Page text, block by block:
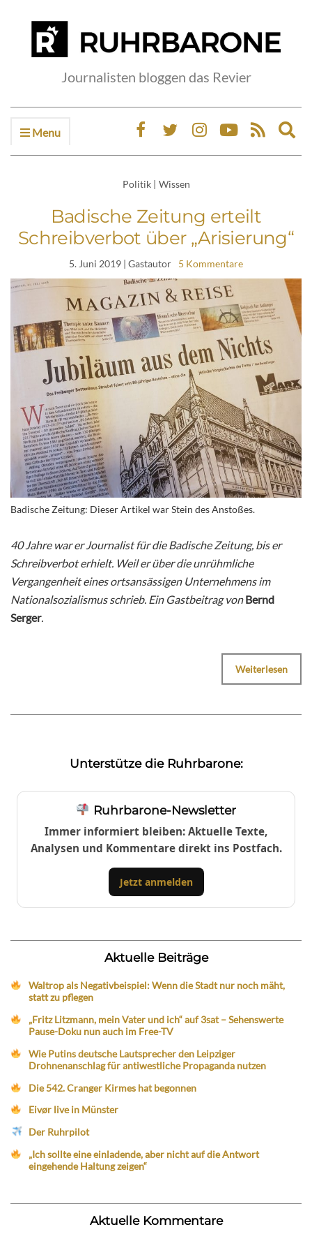
Journalisten bloggen das Revier
Menu
Politik | Wissen
Badische Zeitung erteilt
Schreibverbot über „Arisierung“
5. Juni 2019 | Gastautor 5 Kommentare
Badische Zeitung: Dieser Artikel war Stein des Anstoßes.
40 Jahre war er Journalist für die Badische Zeitung, bis er
Schreibverbot erhielt. Weil er über die unrühmliche
Vergangenheit eines ortsansässigen Unternehmens im
Nationalsozialismus schrieb. Ein Gastbeitrag vonBernd
Serger.
Weiterlesen
Unterstütze die Ruhrbarone:
Ruhrbarone-Newsletter
Immer informiert bleiben: Aktuelle Texte,
Analysen und Kommentare direkt ins Postfach.
Jetzt anmelden
Aktuelle Beiträge
Waltrop als Negativbeispiel: Wenn die Stadt nur noch mäht,
statt zu pflegen
„Fritz Litzmann, mein Vater und ich“ auf 3sat – Sehenswerte
Pause-Doku nun auch im Free-TV
Wie Putins deutsche Lautsprecher den Leipziger
Drohnenanschlag für antiwestliche Propaganda nutzen
Die 542. Cranger Kirmes hat begonnen
Eivør live in Münster
Der Ruhrpilot
„Ich sollte eine einladende, aber nicht auf die Antwort
eingehende Haltung zeigen“
Aktuelle Kommentare